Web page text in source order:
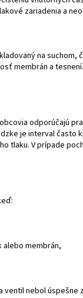
zariadenia a
na
membrán a
odporúčajú
je interval
tlaku. V prípade
alebo membrán,
nebol úspešne